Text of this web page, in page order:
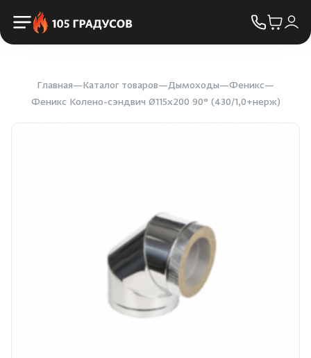
Освещение
Двери
Облицовка и порталы
Главная Каталог товаров Дымоходы
Феникс
Феникс Колено-сэндвич Ø115х200 90° (430/1,0+нерж)